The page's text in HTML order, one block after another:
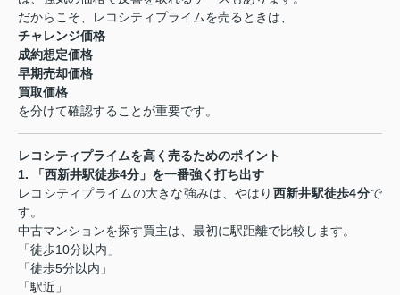
だからこそ、レコシティプライムを売るときは、
チャレンジ価格
成約想定価格
早期売却価格
買取価格
を分けて確認することが重要です。
レコシティプライムを高く売るためのポイント
1.
「西新井駅徒歩4分」を一番強く打ち出す
レコシティプライムの大きな強みは、やはり 西新井駅徒歩4分で
す。
中古マンションを探す買主は、最初に駅距離で比較します。
「徒歩10分以内」
「徒歩5分以内」
「駅近」